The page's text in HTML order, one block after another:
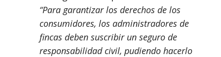
“Para garantizar los derechos de los
consumidores, los administradores de
fincas deben suscribir un seguro de
responsabilidad civil, pudiendo hacerlo